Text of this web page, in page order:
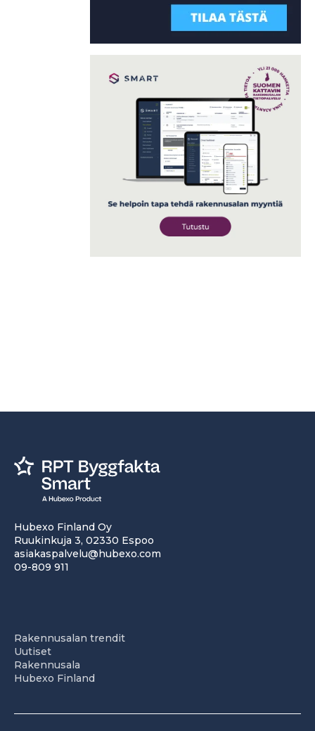
Hubexo Finland Oy
Ruukinkuja 3, 02330 Espoo
asiakaspalvelu@hubexo.com
09-809 911
Rakennusalan trendit
Uutiset
Rakennusala
Hubexo Finland